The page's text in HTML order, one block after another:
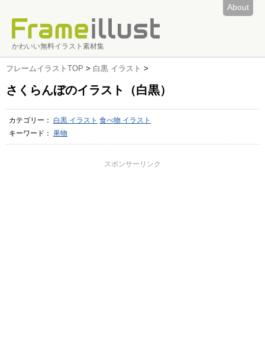
About
かわいい無料イラスト素材集
フレームイラストTOP > 白黒 イラスト >
さくらんぼのイラスト（白黒）
カテゴリー： 白黒 イラスト 食べ物 イラスト
キーワード： 果物
スポンサーリンク